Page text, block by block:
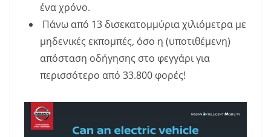
ένα χρόνο.
Πάνω από 13 δισεκατομμύρια χιλιόμετρα με
μηδενικές εκπομπές, όσο η (υποτιθέμενη)
απόσταση οδήγησης στο φεγγάρι για
περισσότερο από 33.800 φορές!